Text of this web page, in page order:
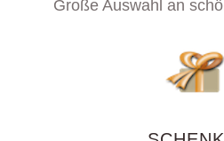
Große Auswahl an